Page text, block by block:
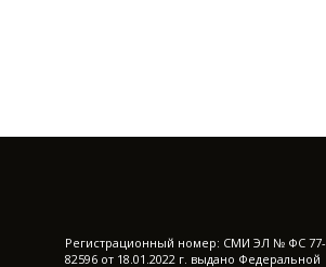
Регистрационный номер: СМИ ЭЛ № ФС 77-
82596 от 18.01.2022 г. выдано Федеральной